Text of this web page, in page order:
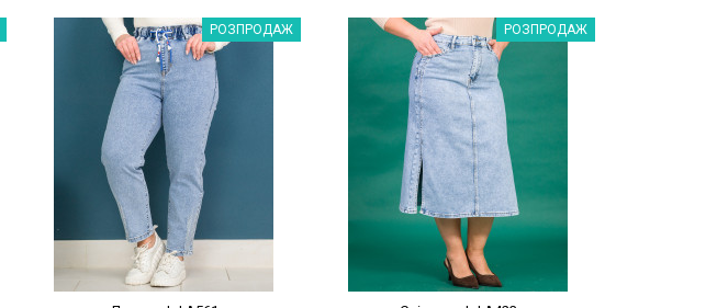
Наклейки Варіант з %РОЗПРОДАЖ Наклейки Варіант з %РОЗПРОДАЖ